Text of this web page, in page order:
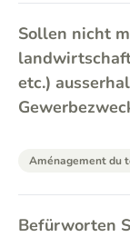
Sollen nicht
etc.)
Aménagement du
Befürworten